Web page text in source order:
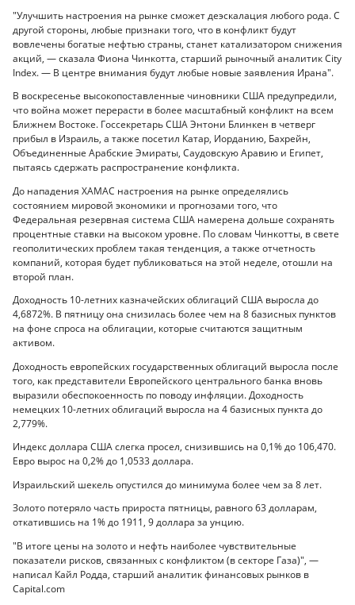
"Улучшить настроения на рынке сможет деэскалация любого рода. С
другой стороны, любые признаки того, что в конфликт будут
вовлечены богатые нефтью страны, станет катализатором снижения
акций, — сказала Фиона Чинкотта, старший рыночный аналитик City
Index. — В центре внимания будут любые новые заявления Ирана".
В воскресенье высокопоставленные чиновники США предупредили,
что война может перерасти в более масштабный конфликт на всем
Ближнем Востоке. Госсекретарь США Энтони Блинкен в четверг
прибыл в Израиль, а также посетил Катар, Иорданию, Бахрейн,
Объединенные Арабские Эмираты, Саудовскую Аравию и Египет,
пытаясь сдержать распространение конфликта.
До нападения ХАМАС настроения на рынке определялись
состоянием мировой экономики и прогнозами того, что
Федеральная резервная система США намерена дольше сохранять
процентные ставки на высоком уровне. По словам Чинкотты, в свете
геополитических проблем такая тенденция, а также отчетность
компаний, которая будет публиковаться на этой неделе, отошли на
второй план.
Доходность 10-летних казначейских облигаций США выросла до
4,6872%. В пятницу она снизилась более чем на 8 базисных пунктов
на фоне спроса на облигации, которые считаются защитным
активом.
Доходность европейских государственных облигаций выросла после
того, как представители Европейского центрального банка вновь
выразили обеспокоенность по поводу инфляции. Доходность
немецких 10-летних облигаций выросла на 4 базисных пункта до
2,779%.
Индекс доллара США слегка просел, снизившись на 0,1% до 106,470.
Евро вырос на 0,2% до 1,0533 доллара.
Израильский шекель опустился до минимума более чем за 8 лет.
Золото потеряло часть прироста пятницы, равного 63 долларам,
откатившись на 1% до 1911, 9 доллара за унцию.
"В итоге цены на золото и нефть наиболее чувствительные
показатели рисков, связанных с конфликтом (в секторе Газа)", —
написал Кайл Родда, старший аналитик финансовых рынков в
Capital.com